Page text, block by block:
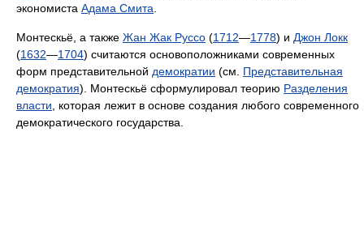
экономиста Адама Смита
Монтескьё, а также Жан Жак Руссо (1712—1778) и Джон Локк
(1632—1704) считаются основоположниками современных
форм представительной демократии (см. Представительная
демократия). Монтескьё сформулировал теорию Разделения
власти , которая лежит в основе создания любого современного
демократического государства.